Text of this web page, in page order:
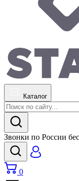
Каталог
Звонки по России
0